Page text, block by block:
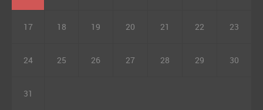
17 18 19 20 21 22 23
24 25 26 27 28 29 30
31